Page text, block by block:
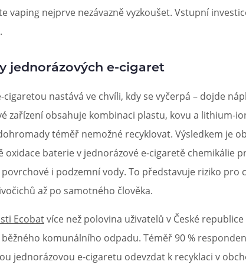
vaping nejprve nezávazně vyzkoušet. Vstupní
jednorázových e-cigaret
nastává ve chvíli, kdy se vyčerpá – dojde
zařízení obsahuje kombinaci plastu, kovu a lithium-
téměř nemožné recyklovat. Výsledkem je
oxidace baterie v jednorázové e-cigaretě chemikálie
i podzemní vody. To představuje riziko pro
až po samotného člověka.
Ecobatvíce než polovina uživatelů v České
komunálního odpadu. Téměř 90 %
jednorázovou e-cigaretu odevzdat k recyklaci v